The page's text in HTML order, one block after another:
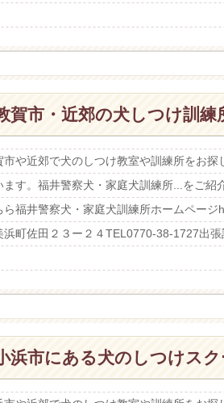
賀市・近郊の犬しつけ訓練
市や近郊で犬のしつけ教室や訓練所をお
ます。福井警察犬・家庭犬訓練所...をご
ら福井警察犬・家庭犬訓練所ホームペー
浜町佐田２３ー２４TEL0770-38-1727出張
浜市にある犬のしつけス